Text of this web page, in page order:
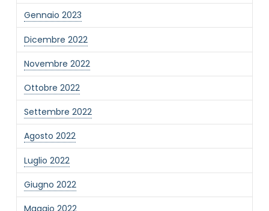
Gennaio 2023
Dicembre 2022
Novembre 2022
Ottobre 2022
Settembre 2022
Agosto 2022
Luglio 2022
Giugno 2022
Maggio 2022